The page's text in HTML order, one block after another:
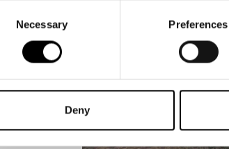
Necessary Preferences
Deny